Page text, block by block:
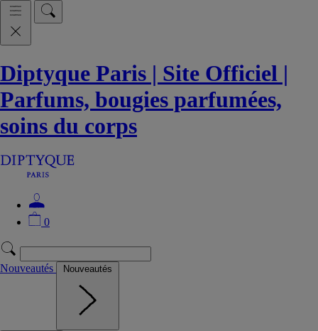
Diptyque Paris | Site Officiel |
Parfums, bougies parfumées,
soins du corps
0
Nouveautés Nouveautés